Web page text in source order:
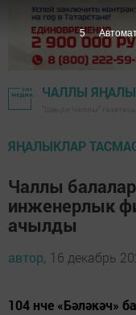
ЧАЛЛЫ
ЯҢАЛЫКЛАР
Чаллы
инженерлык
ачылды
автор, 16 декабрь
104 нче «Бәләкәч»
3